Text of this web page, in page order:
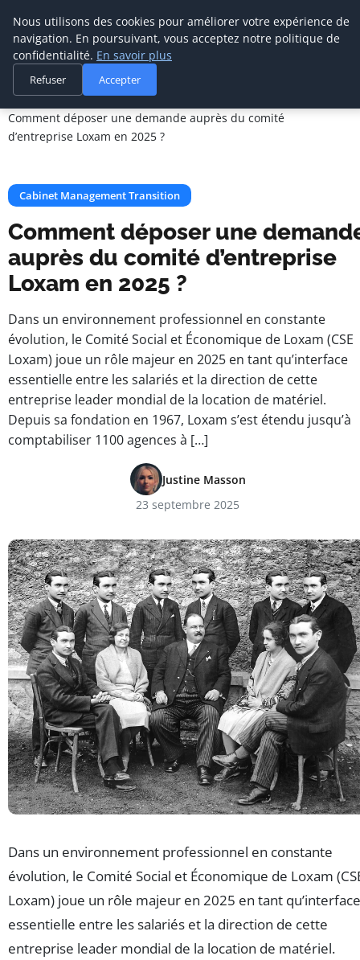
Cabinet De
Management De
Transition
Accueil
Cabinet Management Transition
Comment déposer une demande auprès du comité
d’entreprise Loxam en 2025 ?
Cabinet Management Transition
Comment déposer une
auprès du comité d’entreprise
Loxam en 2025 ?
Dans un environnement professionnel en constante
évolution, le Comité Social et Économique de Loxam (CSE
Loxam) joue un rôle majeur en 2025 en tant qu’interface
essentielle entre les salariés et la direction de cette
entreprise leader mondial de la location de matériel.
Depuis sa fondation en 1967, Loxam s’est étendu jusqu’à
comptabiliser 1100 agences à […]
Justine Masson
23 septembre 2025
Dans un environnement professionnel en constante
évolution, le Comité Social et Économique de Loxam
Loxam) joue un rôle majeur en 2025 en tant qu’interface
essentielle entre les salariés et la direction de cette
entreprise leader mondial de la location de matériel.
Nous utilisons des cookies pour améliorer votre expérience de
navigation. En poursuivant, vous acceptez notre politique de
confidentialité. En savoir plus
Refuser Accepter